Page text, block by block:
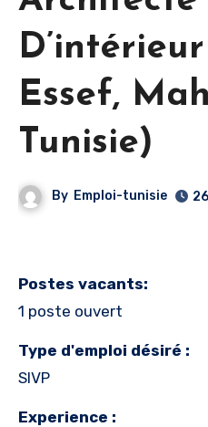
Essef,
Tunisie)
By Emploi-tunisie
Postes vacants:
1 poste ouvert
Type d'emploi désiré :
SIVP
Experience :